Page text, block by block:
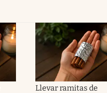
Llevar ramitas de